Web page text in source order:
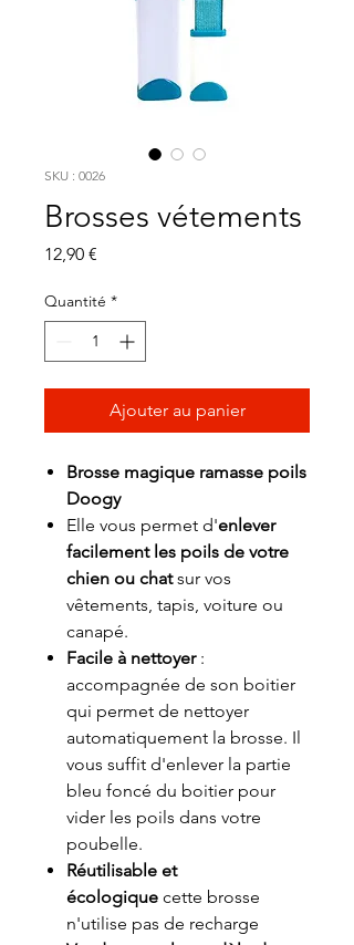
SKU : 0026
Brosses vétements
12,90 €
Quantité *
Ajouter au panier
Brosse magique ramasse poils
Doogy
Elle vous permet d'enlever
facilement les poils de votre
chien ou chatsur vos
vêtements, tapis, voiture ou
canapé.
Facile à nettoyer:
accompagnée de son boitier
qui permet de nettoyer
automatiquement la brosse. Il
vous suffit d'enlever la partie
bleu foncé du boitier pour
vider les poils dans votre
poubelle.
Réutilisable et
écologique cette brosse
n'utilise pas de recharge